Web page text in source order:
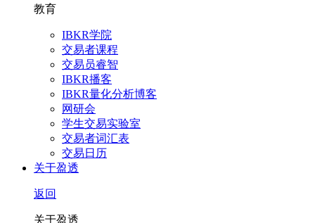
教育
IBKR学院
交易者课程
交易员睿智
IBKR播客
IBKR量化分析博客
网研会
学生交易实验室
交易者词汇表
交易日历
关于盈透
返回
关于盈透